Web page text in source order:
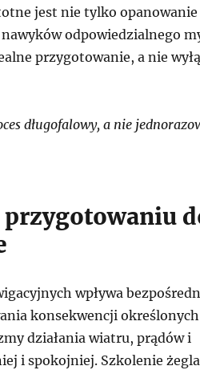
jest nie tylko opanowanie
odpowiedzialnego
przygotowanie, a nie
długofalowy, a nie
wpływa
konsekwencji określonych
działania wiatru, prądów i
i spokojniej. Szkolenie